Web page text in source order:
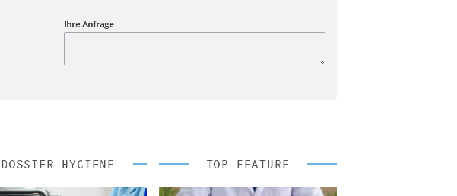
Ihre Anfrage
DOSSIER HYGIENE TOP-FEATURE